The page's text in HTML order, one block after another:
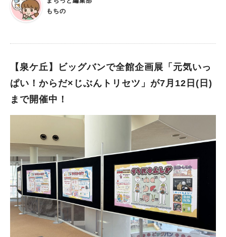
2026年4月4日(土)～7月26日(日) 時間：9:30～17:15（入館は1
6：30まで） 休館日：月曜日（休日の場合は開館）、休日の翌日
市内にお住まいの満６５歳以上の方と介助（必要な場合）の方は
介助の方は無料。（障害者手帳等提示必要） ※20人以上の団体
は割引料金適用 ※その他各種提携割引制度があります。詳しく
と繊細な線で描かれるミュシャの作品は、遠くから眺めるだけで
なく、身近に置いて楽しみたくなる魅力があります。 本展で
は、最も身近な場所である「家」に注目。 ミュシャが、家庭の
日常をどのように特別な時間へと変えたのかを紹介しています。
■さまざまな展示や参加型イベントも 全5章の構成で、テーマご
とにミュシャの多彩な世界を紹介しています。 ポスター、装飾
パネル、ステンドグラス、ジュエリー、お菓子のパッケージな
ど、幅広いジャンルのミュシャ作品が揃います。 章ごとに異な
る魅力を味わいながら、作品の広がりを感じられるでしょう。
また、「#我が家のミュシャ」というハッシュタグとともにSNS
もちの
【泉ケ丘】ビッグバンで全館企画展「元気いっ
ぱい！からだ×じぶんトリセツ」が7月12日(日)
まで開催中！